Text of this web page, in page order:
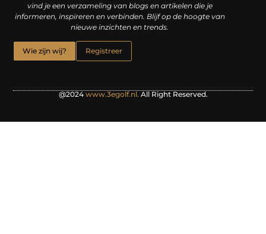
vind je een verzameling van blogs en artikelen die je
informeren, inspireren en verbinden. Blijf op de hoogte van
nieuwe inzichten en trends.
Wie zijn wij? Registreer
@2024www.3egolf.nl.All Right Reserved.